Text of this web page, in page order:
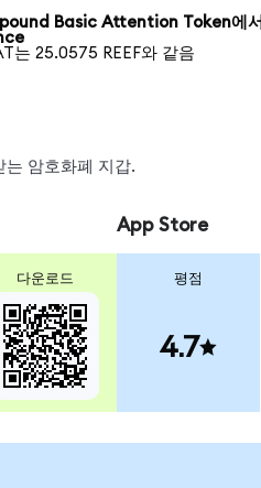
Basic Attention Token에
는 25.0575 REEF와 같음
는 암호화폐 지갑.
다운로드
App Store
평점
4.7